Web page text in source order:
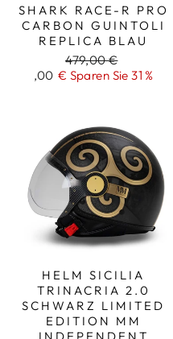
SHARK RACE-R PRO
CARBON GUINTOLI
REPLICA BLAU
Regulärer
Preis
479,00 €
Reduzierter
,00 € Sparen Sie 31 %
HELM SICILIA
TRINACRIA 2.0
SCHWARZ LIMITED
EDITION MM